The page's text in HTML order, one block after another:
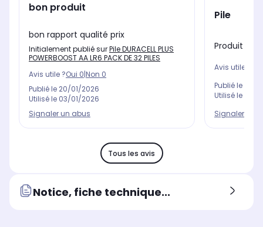
bon produit
bon rapport qualité prix
Initialement publié surPile DURACELL PLUS
POWERBOOST AA LR6 PACK DE 32 PILES
Avis utile ?Oui 0|Non 0
Publié le 20/01/2026
Utilisé le 03/01/2026
Signaler un abus
Pile
Produit
Avis utile ?
Publié le
Utilisé le
Signaler un
Tous les avis
Notice, fiche technique...